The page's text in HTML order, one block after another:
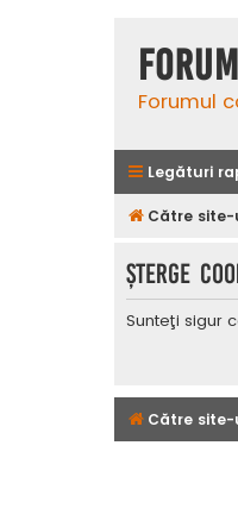
Forumul
Legături
Către
Şterge
Sunteţi sigur
Către